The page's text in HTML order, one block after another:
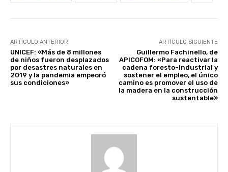
ARTÍCULO ANTERIOR
UNICEF: «Más de 8 millones
de niños fueron desplazados
por desastres naturales en
2019 y la pandemia empeoró
sus condiciones»
ARTÍCULO SIGUIENTE
Guillermo Fachinello, de
APICOFOM: «Para reactivar la
cadena foresto-industrial y
sostener el empleo, el único
camino es promover el uso de
la madera en la construcción
sustentable»